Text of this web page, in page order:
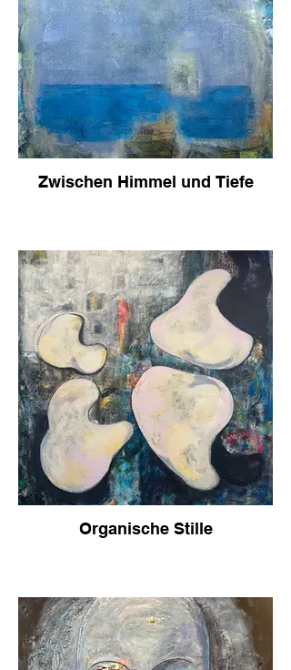
Im Zentrum des Gemäldes ist eine Szene
zu sehen, die an das berühmte Beatles-
Albumcover "Abbey Road" erinnert.
Menschen überqueren einen
Zebrastreifen, eine Szene, die in ihrer
Alltäglichkeit eine tiefe Symbolkraft besitzt.
Sie verkörpert den Rhythmus des
städtischen Lebens, die Interaktion von
Menschen und die Harmonie des
Beziehung zwischen Kunst und
Gesellschaft. Es stellt die Frage, wie Kunst
das Leben und die Kultur einer Stadt
beeinflussen und formen kann.
Insgesamt ist "BERLIN BEATLES ART" ein
fesselndes Kunstwerk, das die Essenz
Berlins auf eindrucksvolle Weise einfängt.
Es ist eine visuelle Symphonie, die die
Vielfalt, Dynamik und kulturelle Vitalität
Berlins feiert.
Zwischen Himmel und Tiefe
Organische Stille